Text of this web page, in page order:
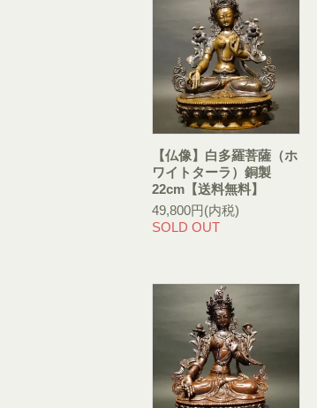
【仏像】白多羅菩薩（ホ
ワイトターラ）銅製
22cm【送料無料】
49,800円(内税)
SOLD OUT